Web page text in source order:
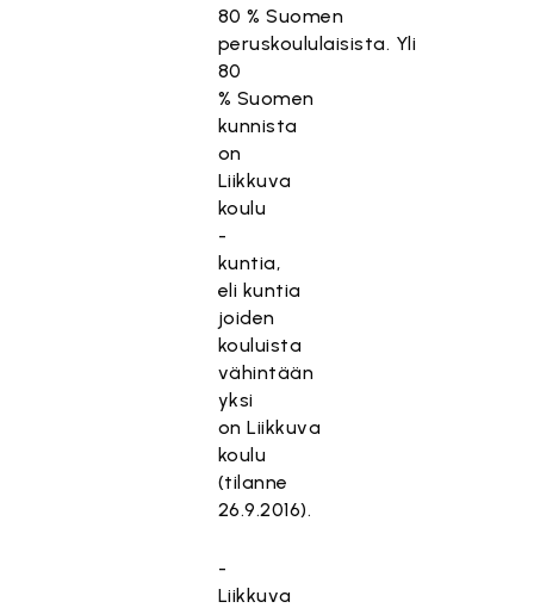
80 % Suomen
peruskoululaisista. Yli
80
% Suomen
kunnista
on
Liikkuva
koulu
-
kuntia,
eli kuntia
joiden
kouluista
vähintään
yksi
on Liikkuva
koulu
(tilanne
26.9.2016).
-
Liikkuva